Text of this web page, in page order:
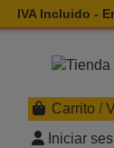
IVA Incluido -
Carrito /
Iniciar